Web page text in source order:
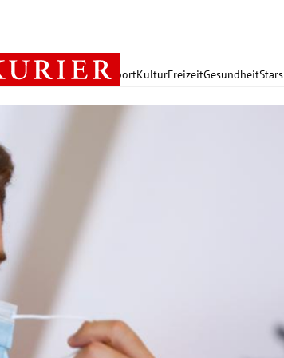
PolitikWirtschaft SportKulturFreizeitGesundheitStars